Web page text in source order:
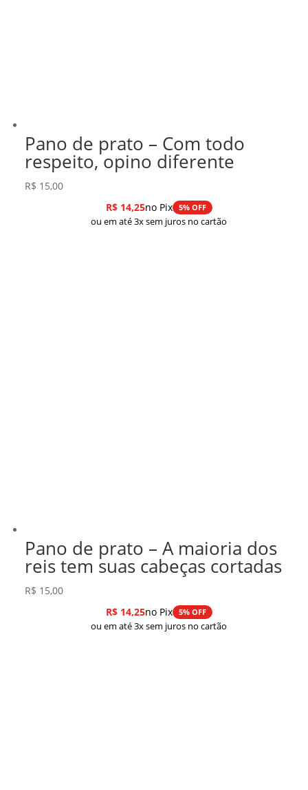
Pano de prato – Com todo
respeito, opino diferente
R$ 15,00
R$14,25no Pix 5% OFF
ou em até 3x sem juros no cartão
Pano de prato – A maioria dos
reis tem suas cabeças cortadas
R$ 15,00
R$14,25no Pix 5% OFF
ou em até 3x sem juros no cartão